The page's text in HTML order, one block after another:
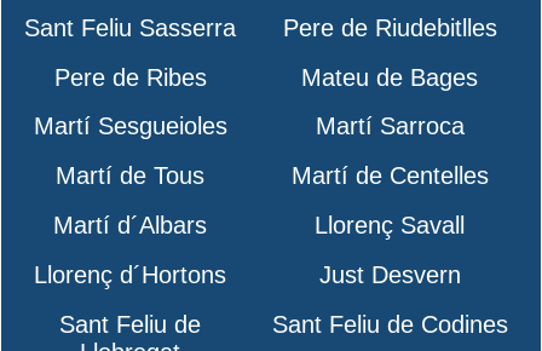
Sant Feliu Sasserra
Pere de Riudebitlles
Pere de Ribes
Mateu de Bages
Martí Sesgueioles
Martí Sarroca
Martí de Tous
Martí de Centelles
Martí d´Albars
Llorenç Savall
Llorenç d´Hortons
Just Desvern
Sant Feliu de
Sant Feliu de Codines